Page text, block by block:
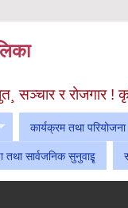
सञ्चार र
कार्यक्रम तथा परियोजना
तथा सार्वजनिक सुनुवाइृ